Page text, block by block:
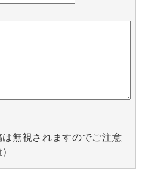
無視されますのでご注意